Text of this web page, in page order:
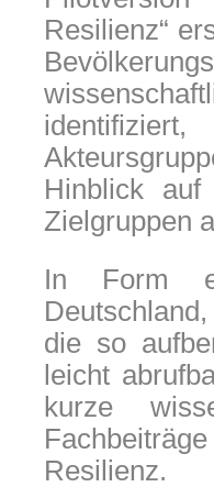
Resilienz“
Hinblick auf
Zielgruppen
In Form
die so
leicht
kurze
Resilienz.